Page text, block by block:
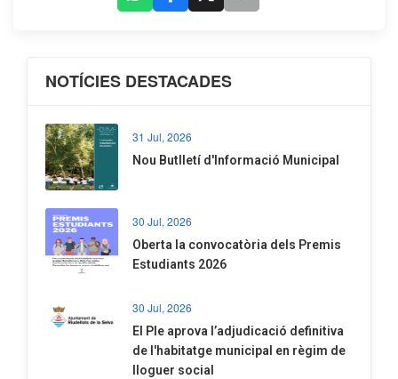
NOTÍCIES DESTACADES
31 Jul, 2026
Nou Butlletí d'Informació Municipal
30 Jul, 2026
Oberta la convocatòria dels Premis
Estudiants 2026
30 Jul, 2026
El Ple aprova l’adjudicació definitiva
de l'habitatge municipal en règim de
lloguer social